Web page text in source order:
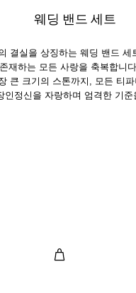
웨딩 밴드 세트
결실을 상징하는 웨딩 밴드 세
재하는 모든 사랑을 축복합니
큰 크기의 스톤까지, 모든 티
인정신을 자랑하며 엄격한 기준
트루 와이드 링,